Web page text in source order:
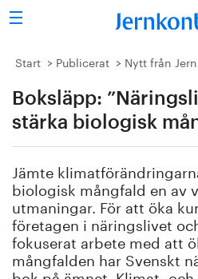
Sök
Stålindustrin
Vision 2050
Energi/miljö
Vi tycker
Publicerat
Start Publicerat Nytt från
Boksläpp:
stärka biologisk
Jämte
biologisk mångfald en av
utmaningar. För att öka
företagen i näringslivet
fokuserat arbete med att
mångfalden har Svenskt